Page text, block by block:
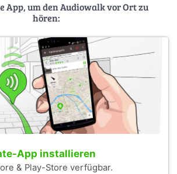
App, um den Audiowalk vor Ort zu
hören:
App installieren
& Play-Store verfügbar.